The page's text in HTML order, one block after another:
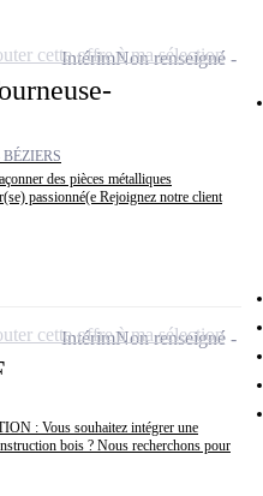
BÉZIERS
des pièces métalliques
passionné(e Rejoignez notre client
IntérimNon renseigné
cette offre à ma sélection
: Vous souhaitez intégrer une
bois ? Nous recherchons pour
IntérimNon renseigné
cette offre à ma sélection